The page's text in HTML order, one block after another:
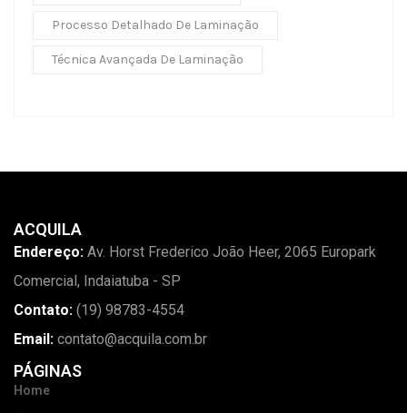
Processo Detalhado De Laminação
Técnica Avançada De Laminação
ACQUILA
Endereço: Av. Horst Frederico João Heer, 2065 Europark
Comercial, Indaiatuba - SP
Contato: (19) 98783-4554
Email: contato@acquila.com.br
PÁGINAS
Home